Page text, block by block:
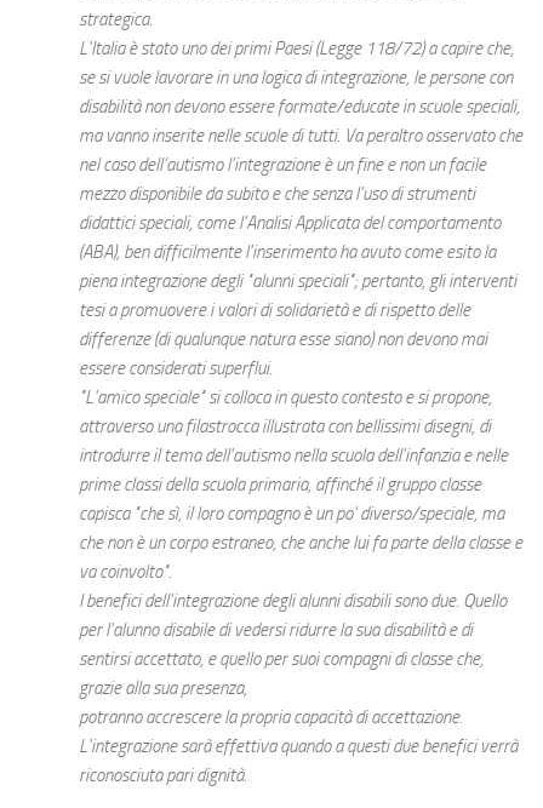
strategica.
L'Italia è stato uno dei primi Paesi (Legge 118/72) a capire che,
se si vuole lavorare in una logica di integrazione, le persone con
disabilità non devono essere formate/educate in scuole speciali,
ma vanno inserite nelle scuole di tutti. Va peraltro osservato che
nel caso dell’autismo l’integrazione è un fine e non un facile
mezzo disponibile da subito e che senza l’uso di strumenti
didattici speciali, come l’Analisi Applicata del comportamento
(ABA), ben difficilmente l'inserimento ha avuto come esito la
piena integrazione degli "alunni speciali"; pertanto, gli interventi
tesi a promuovere i valori di solidarietà e di rispetto delle
differenze (di qualunque natura esse siano) non devono mai
essere considerati superflui.
"L'amico speciale" si colloca in questo contesto e si propone,
attraverso una filastrocca illustrata con bellissimi disegni, di
introdurre il tema dell'autismo nella scuola dell'infanzia e nelle
prime classi della scuola primaria, affinché il gruppo classe
capisca "che sì, il loro compagno è un po' diverso/speciale, ma
che non è un corpo estraneo, che anche lui fa parte della classe e
va coinvolto".
I benefici dell'integrazione degli alunni disabili sono due. Quello
per l'alunno disabile di vedersi ridurre la sua disabilità e di
sentirsi accettato, e quello per suoi compagni di classe che,
grazie alla sua presenza,
potranno accrescere la propria capacità di accettazione.
L'integrazione sarà effettiva quando a questi due benefici verrà
riconosciuta pari dignità.